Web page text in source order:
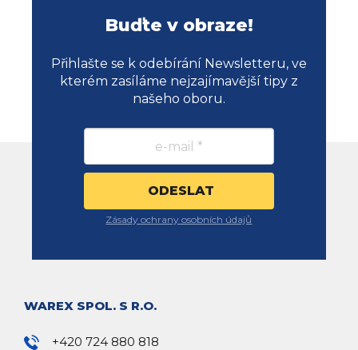
Buďte v obraze!
Přihlašte se k odebírání Newsletteru, ve
kterém zasíláme nejzajímavější tipy z
našeho oboru.
Zásady ochrany osobních údajů
WAREX SPOL. S R.O.
+420 724 880 818